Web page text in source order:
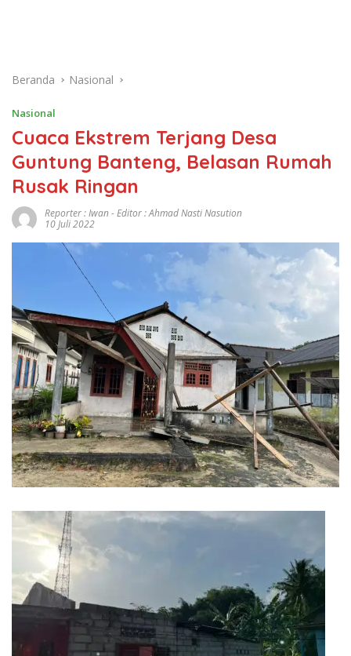
Beranda Nasional
Nasional
Cuaca Ekstrem Terjang Desa
Guntung Banteng, Belasan Rumah
Rusak Ringan
Reporter : Iwan - Editor : Ahmad Nasti Nasution
10 Juli 2022